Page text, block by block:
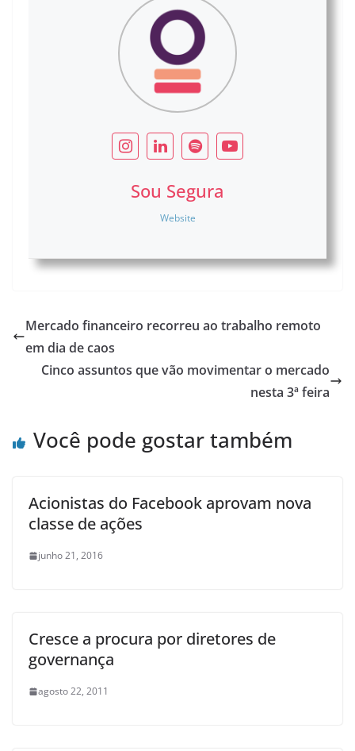
Sou Segura
Website
Mercado financeiro recorreu ao trabalho remoto
em dia de caos
Cinco assuntos que vão movimentar o mercado
nesta 3ª feira
Você pode gostar também
Acionistas do Facebook aprovam nova
classe de ações
junho 21, 2016
Cresce a procura por diretores de
governança
agosto 22, 2011